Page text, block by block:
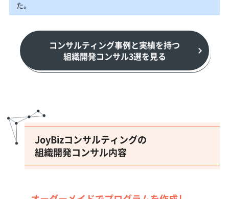
た。
コンサルティング事例と実績を持つ
組織開発コンサル3選を見る
JoyBizコンサルティングの
組織開発コンサル内容